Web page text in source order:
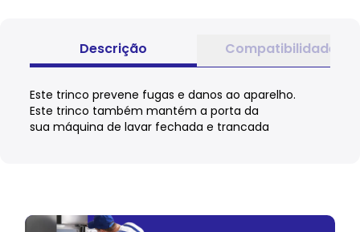
Descrição Compatibilidade
Este trinco prevene fugas e danos ao aparelho.
Este trinco também mantém a porta da
sua máquina de lavar fechada e trancada